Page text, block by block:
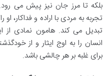
بلکه تا مرز جان نیز پیش می
تجربه به مردی با اراده و فداکار،
تبدیل می کند. هامون نمادی
انسان را به اوج ایثار و از
برای غلبه بر هر چالشی باشد.